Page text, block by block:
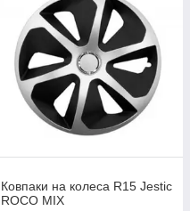
Ковпаки на колеса R15 Jestic
ROCO MIX